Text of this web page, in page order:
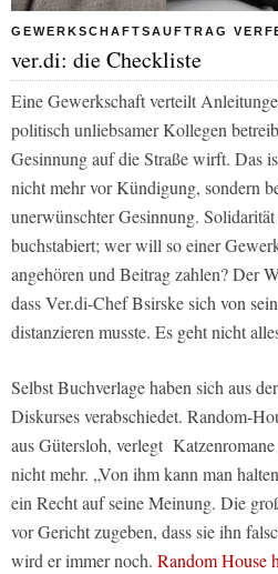
GEWERKSCHAFTSAUFTRAG
ver.di: die Checkliste
Eine Gewerkschaft verteilt
politisch unliebsamer Kollegen
Gesinnung auf die Straße wirft. Das
nicht mehr vor Kündigung, sondern
unerwünschter Gesinnung.
buchstabiert; wer will so einer
angehören und Beitrag zahlen? Der
dass Ver.di-Chef Bsirske sich von
distanzieren musste. Es geht nicht
Selbst Buchverlage haben sich aus
Diskurses verabschiedet. Random-
aus Gütersloh, verlegt Katzenromane
nicht mehr. „Von ihm kann man
ein Recht auf seine Meinung. Die
vor Gericht zugeben, dass sie ihn
wird er immer noch. Random House